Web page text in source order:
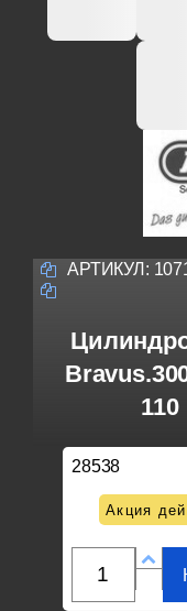
АРТИКУЛ:
110
28538
Акция